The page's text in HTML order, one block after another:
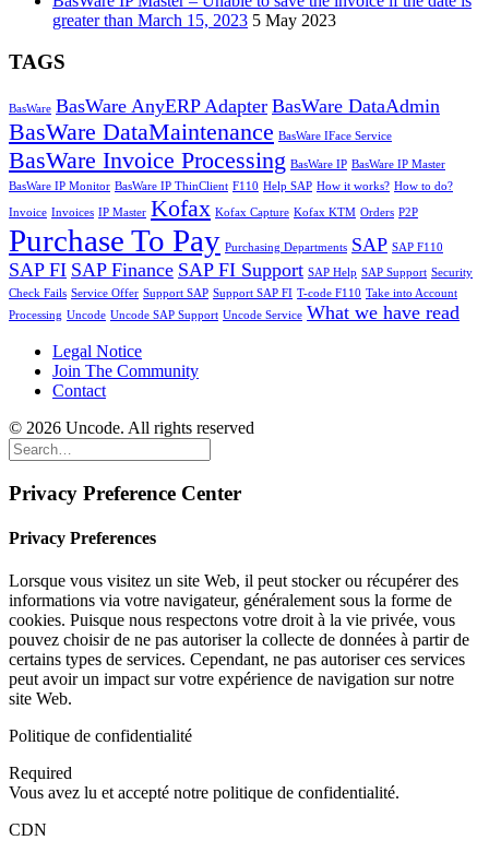
greater than March 15, 2023 5 May 2023
TAGS
BasWare BasWare AnyERP Adapter BasWare DataAdmin
BasWare DataMaintenance BasWare IFace Service
BasWare Invoice Processing BasWare IP BasWare IP Master
BasWare IP Monitor BasWare IP ThinClient F110 Help SAP How it works? How to do?
Invoice Invoices IP Master Kofax Kofax Capture Kofax KTM Orders P2P
Purchase To Pay Purchasing Departments SAP SAP F110
SAP FI SAP Finance SAP FI Support SAP Help SAP Support Security
Check Fails Service Offer Support SAP Support SAP FI T-code F110 Take into Account
Processing Uncode Uncode SAP Support Uncode Service What we have read
Legal Notice
Join The Community
Contact
© 2026 Uncode. All rights reserved
Privacy Preference Center
Privacy Preferences
Lorsque vous visitez un site Web, il peut stocker ou récupérer des
informations via votre navigateur, généralement sous la forme de
cookies. Puisque nous respectons votre droit à la vie privée, vous
pouvez choisir de ne pas autoriser la collecte de données à partir de
certains types de services. Cependant, ne pas autoriser ces services
peut avoir un impact sur votre expérience de navigation sur notre
site Web.
Politique de confidentialité
Required
Vous avez lu et accepté notre politique de confidentialité.
CDN